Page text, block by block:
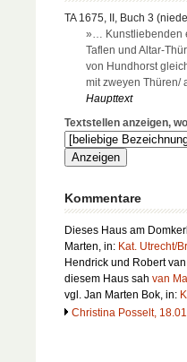
TA 1675, II, Buch 3
»… Kunstliebenden
Taflen und Altar-
von Hundhorst
mit zweyen Thüren/
Haupttext
Textstellen anzeigen,
Kommentare
Dieses Haus am
Marten, in: Kat. Utrecht/
Hendrick und Robert
diesem Haus sah van
vgl. Jan Marten Bok, in:
Christina Posselt,